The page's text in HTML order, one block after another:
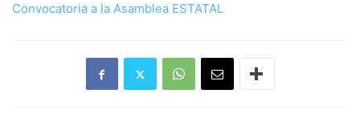
Convocatoria a la Asamblea ESTATAL